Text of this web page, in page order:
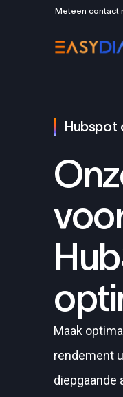
Meteen contact
Hubspot
Maak
rendement
diepgaande